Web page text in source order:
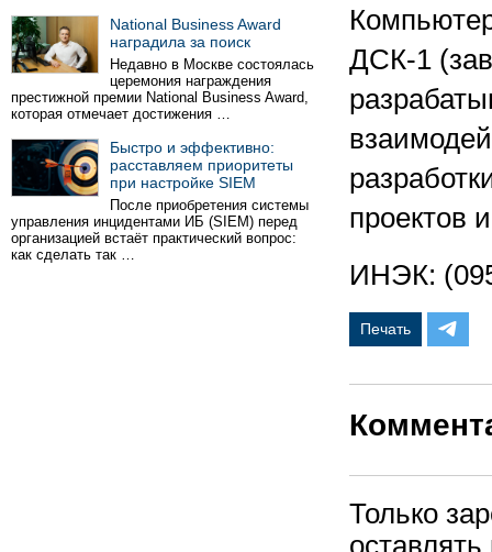
National Business Award
наградила за поиск
Недавно в Москве состоялась
церемония награждения
престижной премии National Business Award,
которая отмечает достижения …
Быстро и эффективно:
расставляем приоритеты
при настройке SIEM
После приобретения системы
управления инцидентами ИБ (SIEM) перед
организацией встаёт практический вопрос:
как сделать так …
ДСК-1
проектов
ИНЭК:
Печать
Только